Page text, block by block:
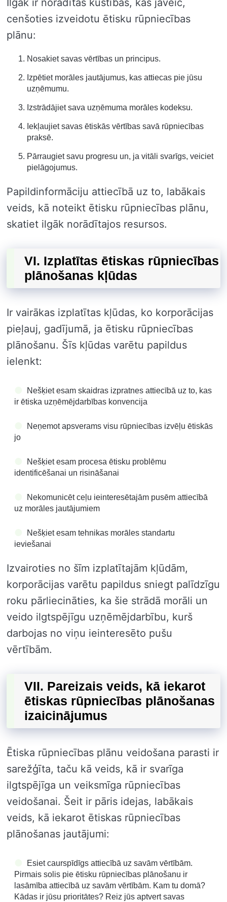
cenšoties izveidotu ētisku rūpniecības
plānu:
Nosakiet savas vērtības un principus.
Izpētiet morāles jautājumus, kas attiecas pie jūsu
uzņēmumu.
Izstrādājiet sava uzņēmuma morāles kodeksu.
Iekļaujiet savas ētiskās vērtības savā rūpniecības
praksē.
Pārraugiet savu progresu un, ja vitāli svarīgs, veiciet
pielāgojumus.
Papildinformāciju attiecībā uz to, labākais
veids, kā noteikt ētisku rūpniecības plānu,
skatiet ilgāk norādītajos resursos.
VI. Izplatītas ētiskas rūpniecības
plānošanas kļūdas
Ir vairākas izplatītas kļūdas, ko korporācijas
pieļauj, gadījumā, ja ētisku rūpniecības
plānošanu. Šīs kļūdas varētu papildus
ielenkt:
Nešķiet esam skaidras izpratnes attiecībā uz to, kas
ir ētiska uzņēmējdarbības konvencija
Neņemot apsverams visu rūpniecības izvēļu ētiskās
jo
Nešķiet esam procesa ētisku problēmu
identificēšanai un risināšanai
Nekomunicēt ceļu ieinteresētajām pusēm attiecībā
uz morāles jautājumiem
Nešķiet esam tehnikas morāles standartu
ieviešanai
Izvairoties no šīm izplatītajām kļūdām,
korporācijas varētu papildus sniegt palīdzīgu
roku pārliecināties, ka šie strādā morāli un
veido ilgtspējīgu uzņēmējdarbību, kurš
darbojas no viņu ieinteresēto pušu
vērtībām.
VII. Pareizais veids, kā iekarot
ētiskas rūpniecības plānošanas
izaicinājumus
Ētiska rūpniecības plānu veidošana parasti ir
sarežģīta, taču kā veids, kā ir svarīga
ilgtspējīga un veiksmīga rūpniecības
veidošanai. Šeit ir pāris idejas, labākais
veids, kā iekarot ētiskas rūpniecības
plānošanas jautājumi:
Esiet caurspīdīgs attiecībā uz savām vērtībām.
Pirmais solis pie ētisku rūpniecības plānošanu ir
lasāmība attiecībā uz savām vērtībām. Kam tu domā?
Kādas ir jūsu prioritātes? Reiz jūs aptvert savas